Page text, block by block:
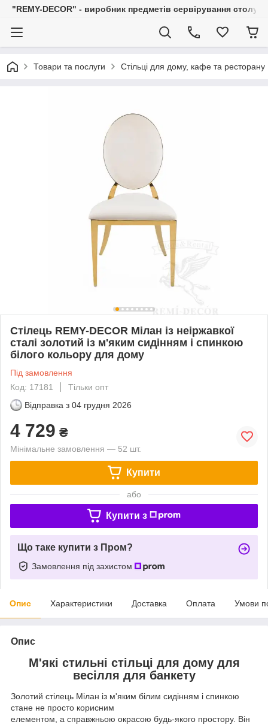
"REMY-DECOR" - виробник предметів сервірування
Товари та послуги Стільці для дому, кафе та ресторану
Стілець REMY-DECOR Мілан із неіржавкої
сталі золотий із м'яким сидінням і спинкою
білого кольору для дому
Під замовлення
Код: 17181
Тільки опт
Відправка з 04 грудня 2026
4 729 ₴
Мінімальне замовлення — 52 шт.
Купити
або
Купити з
Що таке купити з Пром?
Замовлення під захистом
Опис Характеристики Доставка Оплата Умови
Опис
М'які стильні стільці для дому для
весілля для банкету
Золотий стілець Мілан із м'яким білим сидінням і спинкою
стане не просто корисним
елементом, а справжньою окрасою будь-якого простору. Він